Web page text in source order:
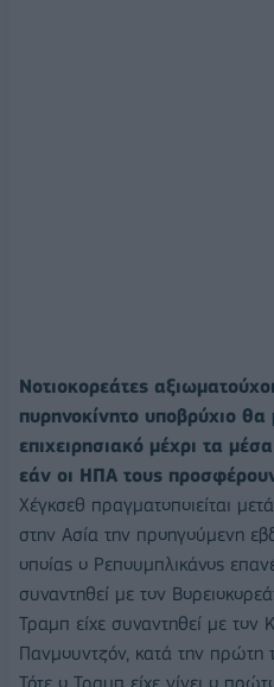
Νοτιοκορεάτες
πυρηνοκίνητο υποβρύχιο θα
επιχειρησιακό μέχρι τα
εάν οι ΗΠΑ τους
Χέγκσεθ πραγματοποιείται
στην Ασία την προηγούμενη
οποίας ο Ρεπουμπλικάνος
συναντηθεί με τον
Τραμπ είχε συναντηθεί με τον
Πανμουντζόν, κατά την πρώτη